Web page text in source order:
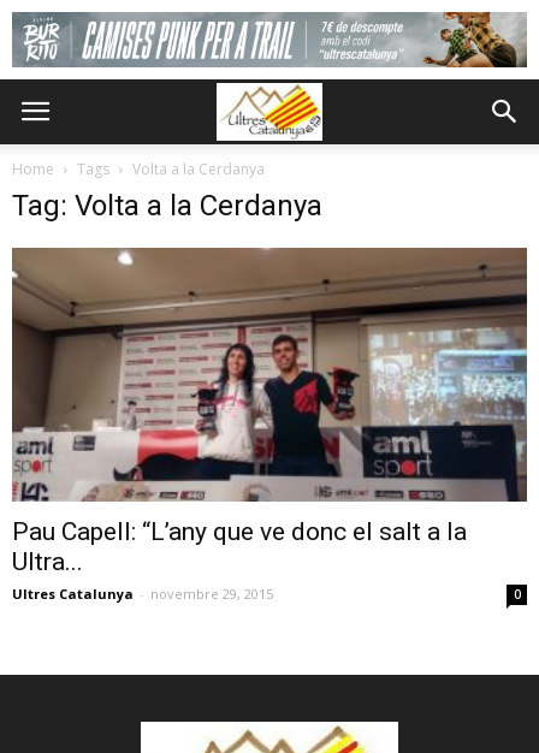
Home Tags Volta a la Cerdanya
Tag: Volta a la Cerdanya
Pau Capell: “L’any que ve donc el salt a la
Ultra...
Ultres Catalunya - novembre 29, 2015 0